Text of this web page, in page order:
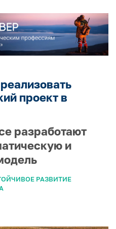
проект в
разработают
и
РАЗВИТИЕ